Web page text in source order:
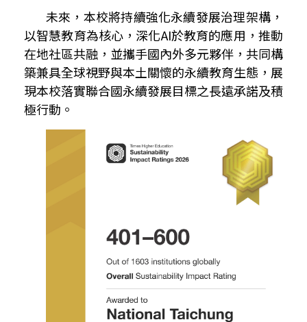
未來，本校將持續強化永續發展治理架構，
以智慧教育為核心，深化AI於教育的應用，推動
在地社區共融，並攜手國內外多元夥伴，共同構
築兼具全球視野與本土關懷的永續教育生態，展
現本校落實聯合國永續發展目標之長遠承諾及積
極行動。